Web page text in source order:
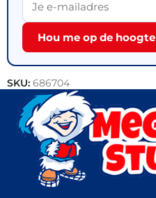
Hou me op de hoogte
SKU: 686704
Categorieën:Gebak